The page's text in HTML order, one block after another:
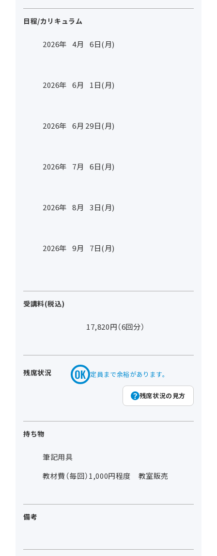
日程/カリキュラム
2026年 4月 6日(月)
2026年 6月 1日(月)
2026年 6月 29日(月)
2026年 7月 6日(月)
2026年 8月 3日(月)
2026年 9月 7日(月)
受講料(税込)
17,820円（6回分）
残席状況 定員まで余裕があります。
残席状況の見方
持ち物
筆記用具
教材費（毎回）1,000円程度 教室販売
備考